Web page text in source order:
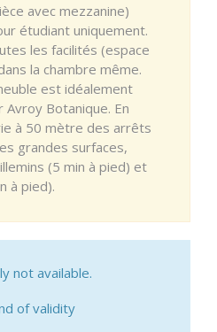
avec mezzanine)
étudiant uniquement.
les facilités (espace
la chambre même.
est idéalement
Botanique. En
à 50 mètre des arrêts
grandes surfaces,
(5 min à pied) et
à pied).
not available.
of validity